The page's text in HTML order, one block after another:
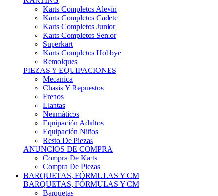
Resto De Piezas
ANUNCIOS DE COMPRA
Compra De Karts
Compra De Piezas
BARQUETAS, FÓRMULAS Y CM
BARQUETAS, FÓRMULAS Y CM
Barquetas
Fórmulas
Cm
Prototipos
Remolques
PIEZAS Y EQUIPACIONES
Mecánica
Electrónica
Chasis Y Carrocería
Suspensiones
Frenos
Llantas
Neumáticos
Resto De Piezas
ANUNCIOS DE COMPRA
Compra Vehículos